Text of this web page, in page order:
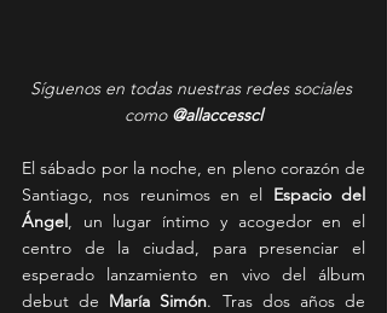
Síguenos en todas nuestras redes sociales
como @allaccesscl
El sábado por la noche, en pleno corazón de
Santiago, nos reunimos en el Espacio del
Ángel, un lugar íntimo y acogedor en el
centro de la ciudad, para presenciar el
esperado lanzamiento en vivo del álbum
debut de María Simón. Tras dos años de